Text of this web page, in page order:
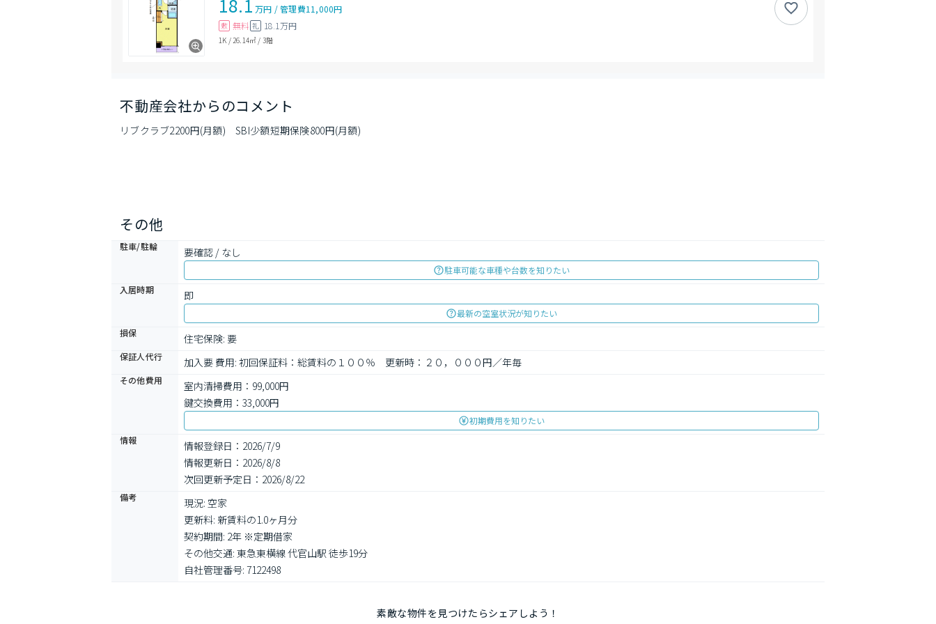
18.1 万円 /管理費11,000円
敷 無料 礼 18.1万円
1K / 26.14㎡ / 3階
不動産会社からのコメント
リブクラブ2200円(月額)　SBI少額短期保険800円(月額)
その他
駐車/駐輪 要確認 / なし
駐車可能な車種や台数を知りたい
入居時期
即
最新の空室状況が知りたい
損保
住宅保険: 要
保証人代行 加入要 費用: 初回保証料：総賃料の１００％　更新時：２０，０００円／年毎
その他費用
室内清掃費用：99,000円
鍵交換費用：33,000円
初期費用を知りたい
情報
情報登録日：2026/7/9
情報更新日：2026/8/8
次回更新予定日：2026/8/22
備考
現況: 空家
更新料: 新賃料の1.0ヶ月分
契約期間: 2年 ※定期借家
その他交通: 東急東横線 代官山駅 徒歩19分
自社管理番号: 7122498
素敵な物件を見つけたらシェアしよう！